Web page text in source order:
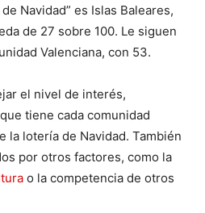
Navidad” es Islas Baleares,
de 27 sobre 100. Le siguen
Valenciana, con 53.
el nivel de interés,
tiene cada comunidad
la lotería de Navidad. También
por otros factores, como la
o la competencia de otros